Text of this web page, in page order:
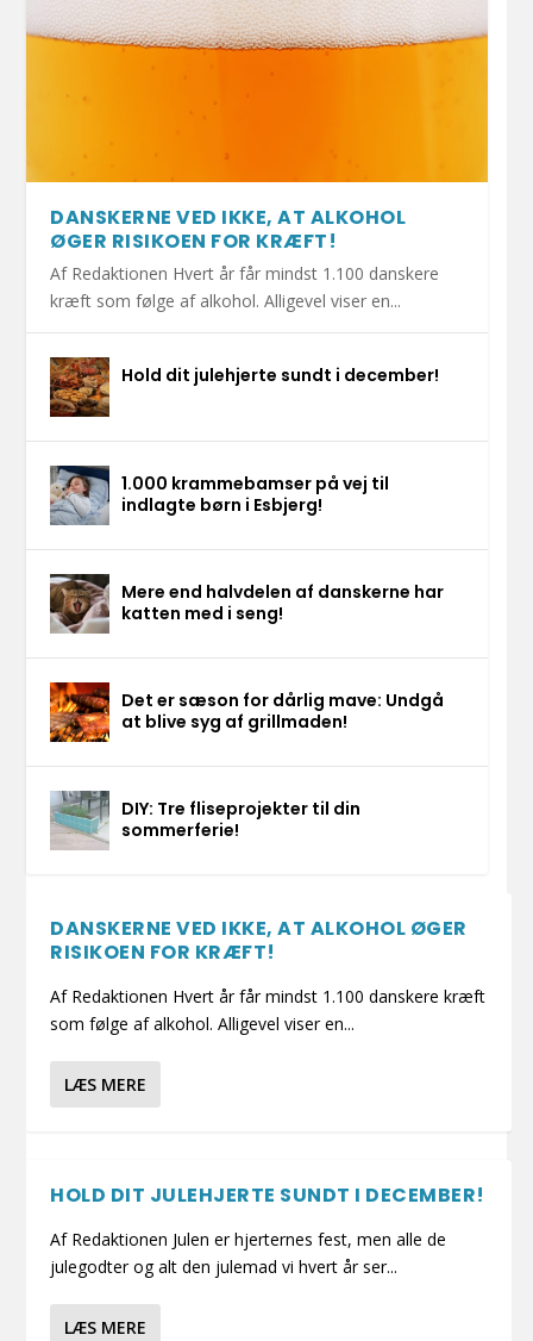
DANSKERNE VED IKKE, AT ALKOHOL
ØGER RISIKOEN FOR KRÆFT!
Af Redaktionen Hvert år får mindst 1.100 danskere
kræft som følge af alkohol. Alligevel viser en...
Hold dit julehjerte sundt i december!
1.000 krammebamser på vej til
indlagte børn i Esbjerg!
Mere end halvdelen af danskerne har
katten med i seng!
Det er sæson for dårlig mave: Undgå
at blive syg af grillmaden!
DIY: Tre fliseprojekter til din
sommerferie!
DANSKERNE VED IKKE, AT ALKOHOL ØGER
RISIKOEN FOR KRÆFT!
Af Redaktionen Hvert år får mindst 1.100 danskere kræft
som følge af alkohol. Alligevel viser en...
LÆS MERE
HOLD DIT JULEHJERTE SUNDT I DECEMBER!
Af Redaktionen Julen er hjerternes fest, men alle de
julegodter og alt den julemad vi hvert år ser...
LÆS MERE